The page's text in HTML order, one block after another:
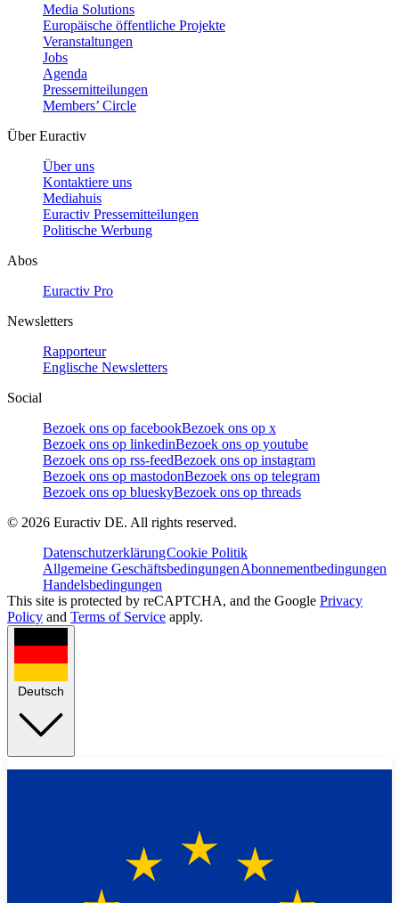
Media Solutions
Europäische öffentliche Projekte
Veranstaltungen
Jobs
Agenda
Pressemitteilungen
Members’ Circle
Über Euractiv
Über uns
Kontaktiere uns
Mediahuis
Euractiv Pressemitteilungen
Politische Werbung
Abos
Euractiv Pro
Newsletters
Rapporteur
Englische Newsletters
Social
Bezoek ons op facebookBezoek ons op x
Bezoek ons op linkedinBezoek ons op youtube
Bezoek ons op rss-feedBezoek ons op instagram
Bezoek ons op mastodonBezoek ons op telegram
Bezoek ons op blueskyBezoek ons op threads
© 2026 Euractiv DE. All rights reserved.
DatenschutzerklärungCookie Politik
Allgemeine GeschäftsbedingungenAbonnementbedingungen
Handelsbedingungen
This site is protected by reCAPTCHA, and the Google Privacy
Policy and Terms of Service apply.
Deutsch